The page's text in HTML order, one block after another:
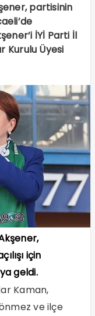
partisinin
İYİ Parti İl
Kurulu Üyesi
için
geldi.
Kaman,
ve ilçe